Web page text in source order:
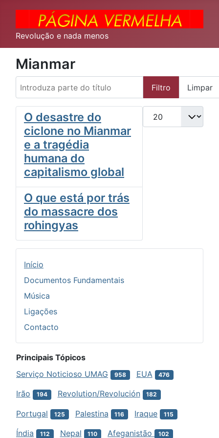
Revolução e nada menos
Mianmar
Introduza parte do título
Filtro Limpar
Qtd. a exibir
O desastre do
ciclone no Mianmar
e a tragédia
humana do
capitalismo global
O que está por trás
do massacre dos
rohingyas
Início
Documentos Fundamentais
Música
Ligações
Contacto
Principais Tópicos
Serviço Noticioso UMAG
958 EUA 476
Irão 194 Revolution/Revolución 182
Portugal 125 Palestina 116 Iraque 115
Índia 112 Nepal 110 Afeganistão 102